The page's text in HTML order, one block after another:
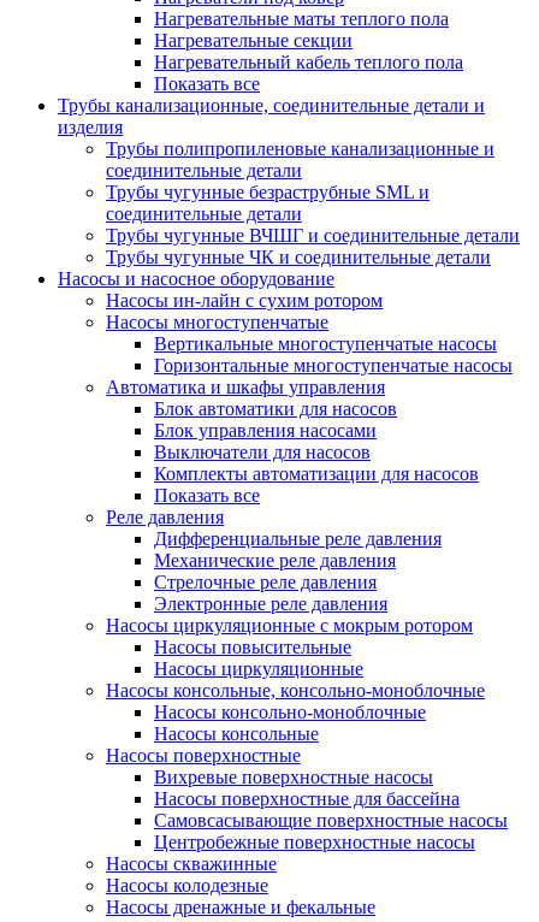
Нагревательные маты теплого пола
Нагревательные секции
Нагревательный кабель теплого пола
Показать все
Трубы канализационные, соединительные детали и
изделия
Трубы полипропиленовые канализационные и
соединительные детали
Трубы чугунные безраструбные SML и
соединительные детали
Трубы чугунные ВЧШГ и соединительные детали
Трубы чугунные ЧК и соединительные детали
Насосы и насосное оборудование
Насосы ин-лайн с сухим ротором
Насосы многоступенчатые
Вертикальные многоступенчатые насосы
Горизонтальные многоступенчатые насосы
Автоматика и шкафы управления
Блок автоматики для насосов
Блок управления насосами
Выключатели для насосов
Комплекты автоматизации для насосов
Показать все
Реле давления
Дифференциальные реле давления
Механические реле давления
Стрелочные реле давления
Электронные реле давления
Насосы циркуляционные с мокрым ротором
Насосы повысительные
Насосы циркуляционные
Насосы консольные, консольно-моноблочные
Насосы консольно-моноблочные
Насосы консольные
Насосы поверхностные
Вихревые поверхностные насосы
Насосы поверхностные для бассейна
Самовсасывающие поверхностные насосы
Центробежные поверхностные насосы
Насосы скважинные
Насосы колодезные
Насосы дренажные и фекальные